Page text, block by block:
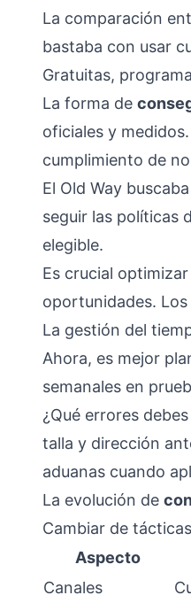
La comparación
bastaba con usar
Gratuitas,
La forma de
oficiales y
cumplimiento de
El Old Way
seguir las políticas
elegible.
Es crucial
oportunidades.
La gestión del
Ahora, es mejor
semanales en
¿Qué errores
talla y dirección
aduanas cuando
La evolución de
Cambiar de
Aspecto
Canales